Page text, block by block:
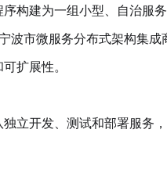
构建为一组小型、自治服
波市微服务分布式架构集
扩展性。
独立开发、测试和部署服